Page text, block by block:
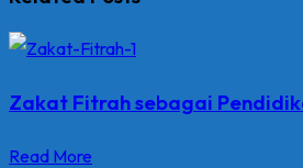
Zakat Fitrah sebagai
Read More